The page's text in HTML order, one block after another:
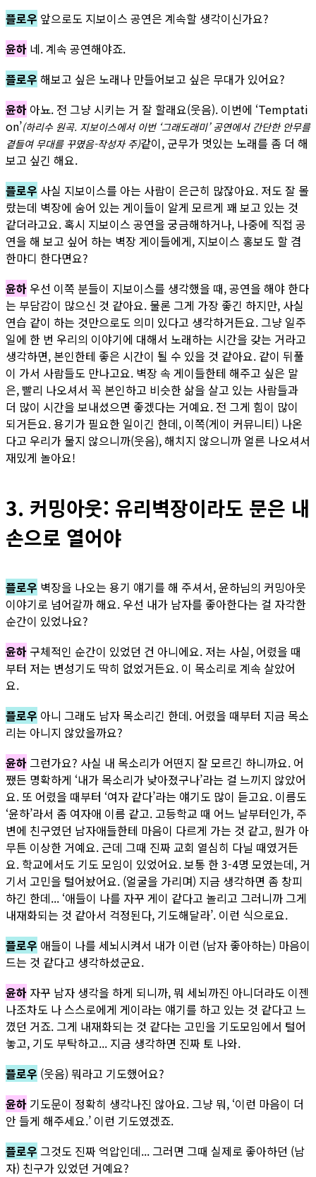
플로우 앞으로도 지보이스 공연은 계속할 생각이신가요?
윤하 네. 계속 공연해야죠.
플로우 해보고 싶은 노래나 만들어보고 싶은 무대가 있어요?
윤하 아뇨. 전 그냥 시키는 거 잘 할래요(웃음). 이번에 ‘Temptati
on’(하리수 원곡. 지보이스에서 이번 ‘그래도래미’ 공연에서 간단한 안무를
곁들여 무대를 꾸몄음-작성자 주)같이, 군무가 멋있는 노래를 좀 더 해
보고 싶긴 해요.
플로우 사실 지보이스를 아는 사람이 은근히 많잖아요. 저도 잘 몰
랐는데 벽장에 숨어 있는 게이들이 알게 모르게 꽤 보고 있는 것
같더라고요. 혹시 지보이스 공연을 궁금해하거나, 나중에 직접 공
연을 해 보고 싶어 하는 벽장 게이들에게, 지보이스 홍보도 할 겸
한마디 한다면요?
윤하 우선 이쪽 분들이 지보이스를 생각했을 때, 공연을 해야 한다
는 부담감이 많으신 것 같아요. 물론 그게 가장 좋긴 하지만, 사실
연습 같이 하는 것만으로도 의미 있다고 생각하거든요. 그냥 일주
일에 한 번 우리의 이야기에 대해서 노래하는 시간을 갖는 거라고
생각하면, 본인한테 좋은 시간이 될 수 있을 것 같아요. 같이 뒤풀
이 가서 사람들도 만나고요. 벽장 속 게이들한테 해주고 싶은 말
은, 빨리 나오셔서 꼭 본인하고 비슷한 삶을 살고 있는 사람들과
더 많이 시간을 보내셨으면 좋겠다는 거예요. 전 그게 힘이 많이
되거든요. 용기가 필요한 일이긴 한데, 이쪽(게이 커뮤니티) 나온
다고 우리가 물지 않으니까(웃음), 해치지 않으니까 얼른 나오셔서
재밌게 놀아요!
3. 커밍아웃: 유리벽장이라도 문은 내
손으로 열어야
플로우 벽장을 나오는 용기 얘기를 해 주셔서, 윤하님의 커밍아웃
이야기로 넘어갈까 해요. 우선 내가 남자를 좋아한다는 걸 자각한
순간이 있었나요?
윤하 구체적인 순간이 있었던 건 아니에요. 저는 사실, 어렸을 때
부터 저는 변성기도 딱히 없었거든요. 이 목소리로 계속 살았어
요.
플로우 아니 그래도 남자 목소리긴 한데. 어렸을 때부터 지금 목소
리는 아니지 않았을까요?
윤하 그런가요? 사실 내 목소리가 어떤지 잘 모르긴 하니까요. 어
쨌든 명확하게 ‘내가 목소리가 낮아졌구나’라는 걸 느끼지 않았어
요. 또 어렸을 때부터 ‘여자 같다’라는 얘기도 많이 듣고요. 이름도
‘윤하’라서 좀 여자애 이름 같고. 고등학교 때 어느 날부터인가, 주
변에 친구였던 남자애들한테 마음이 다르게 가는 것 같고, 뭔가 아
무튼 이상한 거예요. 근데 그때 진짜 교회 열심히 다닐 때였거든
요. 학교에서도 기도 모임이 있었어요. 보통 한 3-4명 모였는데, 거
기서 고민을 털어놨어요. (얼굴을 가리며) 지금 생각하면 좀 창피
하긴 한데... ‘애들이 나를 자꾸 게이 같다고 놀리고 그러니까 그게
내재화되는 것 같아서 걱정된다, 기도해달라’. 이런 식으로요.
플로우 애들이 나를 세뇌시켜서 내가 이런 (남자 좋아하는) 마음이
드는 것 같다고 생각하셨군요.
윤하 자꾸 남자 생각을 하게 되니까, 뭐 세뇌까진 아니더라도 이젠
나조차도 나 스스로에게 게이라는 얘기를 하고 있는 것 같다고 느
꼈던 거죠. 그게 내재화되는 것 같다는 고민을 기도모임에서 털어
놓고, 기도 부탁하고... 지금 생각하면 진짜 토 나와.
플로우 (웃음) 뭐라고 기도했어요?
윤하 기도문이 정확히 생각나진 않아요. 그냥 뭐, ‘이런 마음이 더
안 들게 해주세요.’ 이런 기도였겠죠.
플로우 그것도 진짜 억압인데... 그러면 그때 실제로 좋아하던 (남
자) 친구가 있었던 거예요?